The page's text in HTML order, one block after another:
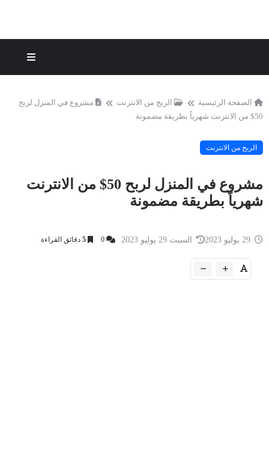
الصفحة الرئيسية الربح من الانترنت
مشروع في المنزل لربح
50$ من الانترنت شهرياً بطريقة مضمونة
الربح من الانترنت
مشروع في المنزل لربح 50$ من الانترنت
شهرياً بطريقة مضمونة
السبت 29 يوليو 2023 0
5 دقائق القراءة